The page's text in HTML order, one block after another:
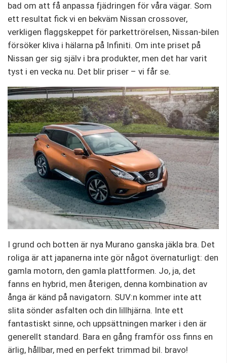
bad om att få anpassa fjädringen för våra vägar. Som
ett resultat fick vi en bekväm Nissan crossover,
verkligen flaggskeppet för parkettrörelsen, Nissan-bilen
försöker kliva i hälarna på Infiniti. Om inte priset på
Nissan ger sig själv i bra produkter, men det har varit
tyst i en vecka nu. Det blir priser – vi får se.
I grund och botten är nya Murano ganska jäkla bra. Det
roliga är att japanerna inte gör något övernaturligt: ​​den
gamla motorn, den gamla plattformen. Jo, ja, det
fanns en hybrid, men återigen, denna kombination av
ånga är känd på navigatorn. SUV:n kommer inte att
slita sönder asfalten och din lillhjärna. Inte ett
fantastiskt sinne, och uppsättningen marker i den är
generellt standard. Bara en gång framför oss finns en
ärlig, hållbar, med en perfekt trimmad bil. bravo!